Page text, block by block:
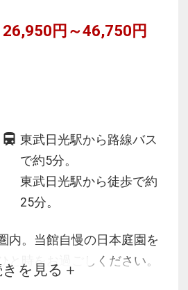
26,950円～46,750円
東武日光駅から路線バス
で約5分。
東武日光駅から徒歩で約
25分。
内。当館自慢の日本庭園を
と時をお過ごしください。
日光温泉で素敵な旅のお手
を見る